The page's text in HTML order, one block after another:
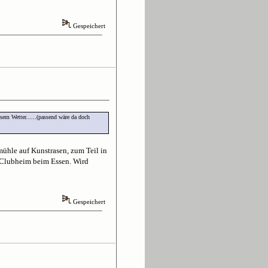
Gespeichert
Wetter......(passend wäre da doch
auf Kunstrasen, zum Teil in
beim Essen. Wird
Gespeichert